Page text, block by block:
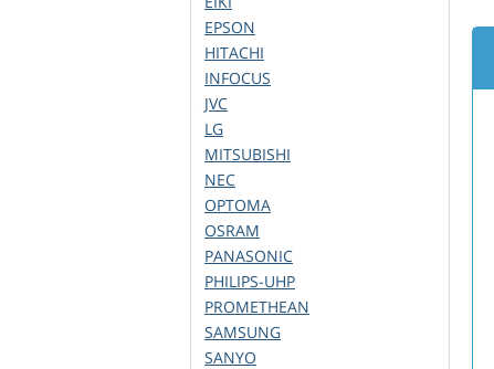
EPSON
HITACHI
INFOCUS
JVC
LG
MITSUBISHI
NEC
OPTOMA
OSRAM
PANASONIC
PHILIPS-UHP
PROMETHEAN
SAMSUNG
SANYO